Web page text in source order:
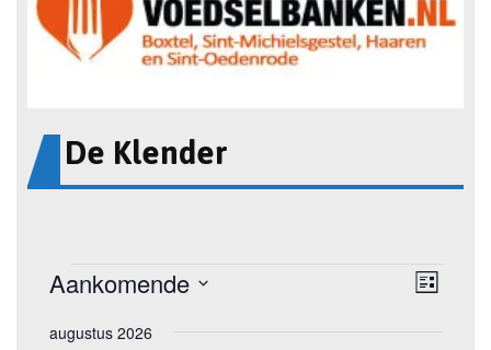
De Klender